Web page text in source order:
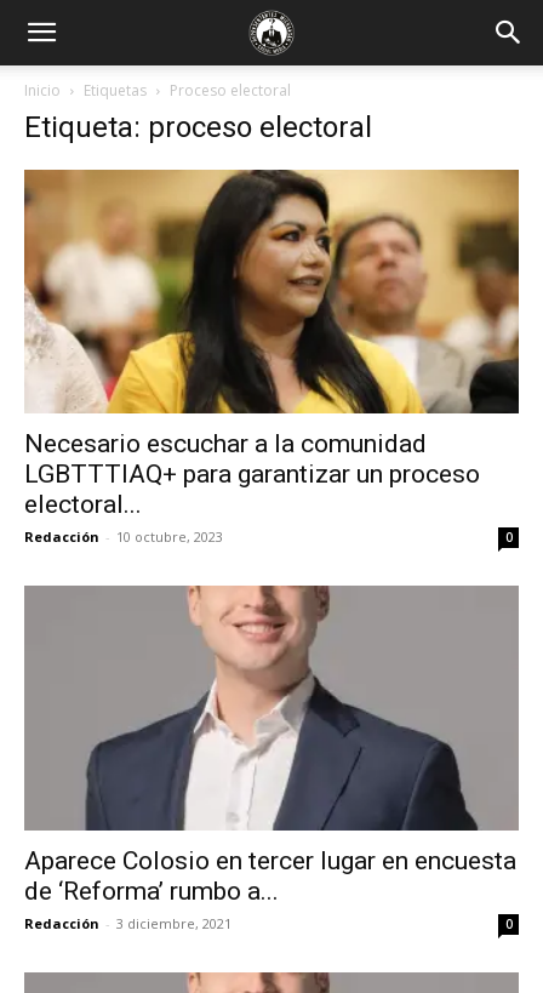
Inicio Etiquetas Proceso electoral
Etiqueta: proceso electoral
Necesario escuchar a la comunidad
LGBTTTIAQ+ para garantizar un proceso
electoral...
Redacción - 10 octubre, 2023 0
Aparece Colosio en tercer lugar en encuesta
de ‘Reforma’ rumbo a...
Redacción - 3 diciembre, 2021 0